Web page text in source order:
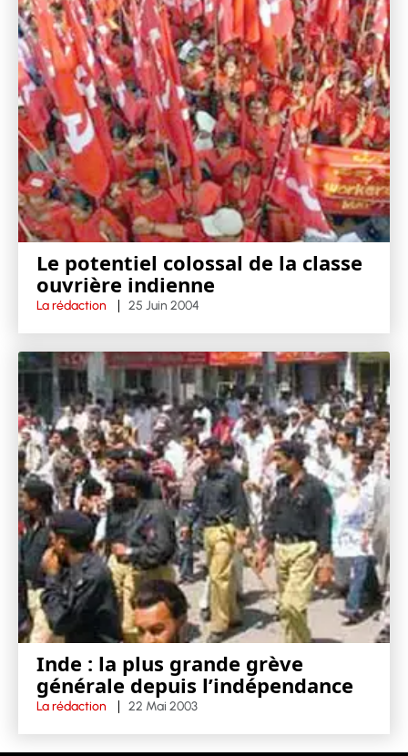
Le potentiel colossal de la classe
ouvrière indienne
La rédaction 25 Juin 2004
Inde : la plus grande grève
générale depuis l’indépendance
La rédaction 22 Mai 2003